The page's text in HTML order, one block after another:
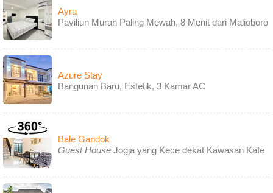
Ayra
Paviliun Murah Paling Mewah, 8 Menit dari Malioboro
Azure Stay
Bangunan Baru, Estetik, 3 Kamar AC
Bale Gandok
Guest House Jogja yang Kece dekat Kawasan Kafe